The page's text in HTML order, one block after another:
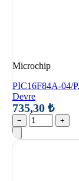
Microchip
PIC16F84A-04/
Devre
735,30 ₺
− +